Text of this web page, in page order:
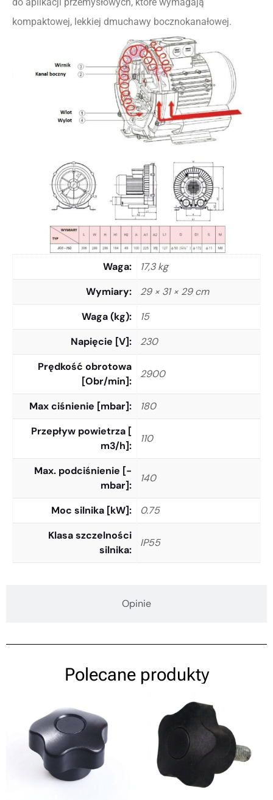
Opinie
kompaktowej, lekkiej dmuchawy bocznokanałowej.
Waga
17,3 kg
Wymiary
29 × 31 × 29 cm
Waga (kg)
15
Napięcie [V]
230
Prędkość obrotowa
[Obr/min]
2900
Max ciśnienie [mbar]
180
Przepływ powietrza [
m3/h]
110
Max. podciśnienie [-
mbar]
140
Moc silnika [kW]
0.75
Klasa szczelności
silnika
IP55
Polecane produkty